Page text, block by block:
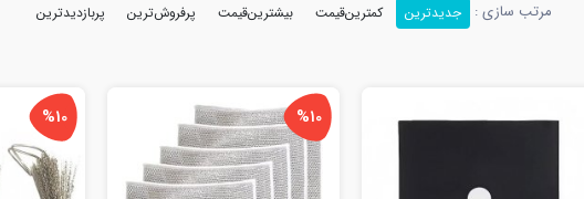
مرتب سازی : جدیدترین کمترین‌قیمت بیشترین‌قیمت پرفروش‌ترین پربازدیدترین
%10
%10